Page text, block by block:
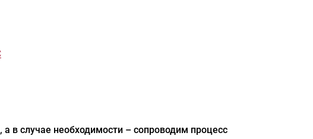
в случае необходимости – сопроводим процесс